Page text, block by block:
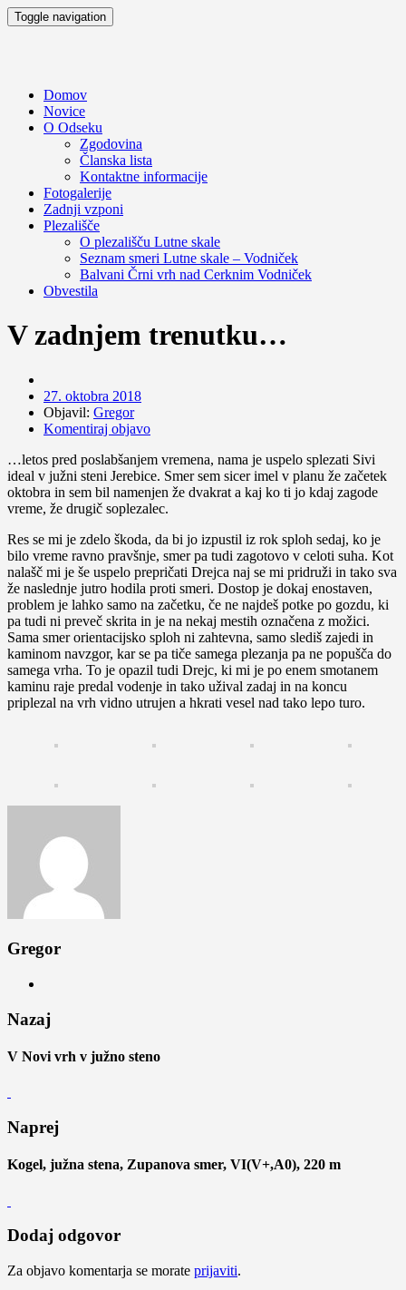
Toggle navigation
Domov
Novice
O Odseku
Zgodovina
Članska lista
Kontaktne informacije
Fotogalerije
Zadnji vzponi
Plezališče
O plezališču Lutne skale
Seznam smeri Lutne skale – Vodniček
Balvani Črni vrh nad Cerknim Vodniček
Obvestila
V zadnjem trenutku…
27. oktobra 2018
Objavil: Gregor
Komentiraj objavo
…letos pred poslabšanjem vremena, nama je uspelo splezati Sivi
ideal v južni steni Jerebice. Smer sem sicer imel v planu že začetek
oktobra in sem bil namenjen že dvakrat a kaj ko ti jo kdaj zagode
vreme, že drugič soplezalec.
Res se mi je zdelo škoda, da bi jo izpustil iz rok sploh sedaj, ko je
bilo vreme ravno pravšnje, smer pa tudi zagotovo v celoti suha. Kot
nalašč mi je še uspelo prepričati Drejca naj se mi pridruži in tako sva
že naslednje jutro hodila proti smeri. Dostop je dokaj enostaven,
problem je lahko samo na začetku, če ne najdeš potke po gozdu, ki
pa tudi ni preveč skrita in je na nekaj mestih označena z možici.
Sama smer orientacijsko sploh ni zahtevna, samo slediš zajedi in
kaminom navzgor, kar se pa tiče samega plezanja pa ne popušča do
samega vrha. To je opazil tudi Drejc, ki mi je po enem smotanem
kaminu raje predal vodenje in tako užival zadaj in na koncu
priplezal na vrh vidno utrujen a hkrati vesel nad tako lepo turo.
Gregor
Nazaj
V Novi vrh v južno steno
Naprej
Kogel, južna stena, Zupanova smer, VI(V+,A0), 220 m
Dodaj odgovor
Za objavo komentarja se morate prijaviti.